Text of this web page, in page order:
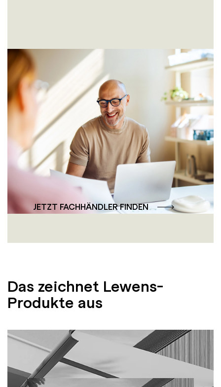
Persönlich und
professionell – die
Fachhändler-Beratung
Unsere Fachhändler bieten Ihnen individuelle
Beratung und professionelle Lösungen –
persönlich, nah und auf Ihre Wünsche
abgestimmt.
JETZT FACHHÄNDLER FINDEN
Das zeichnet Lewens-
Produkte aus